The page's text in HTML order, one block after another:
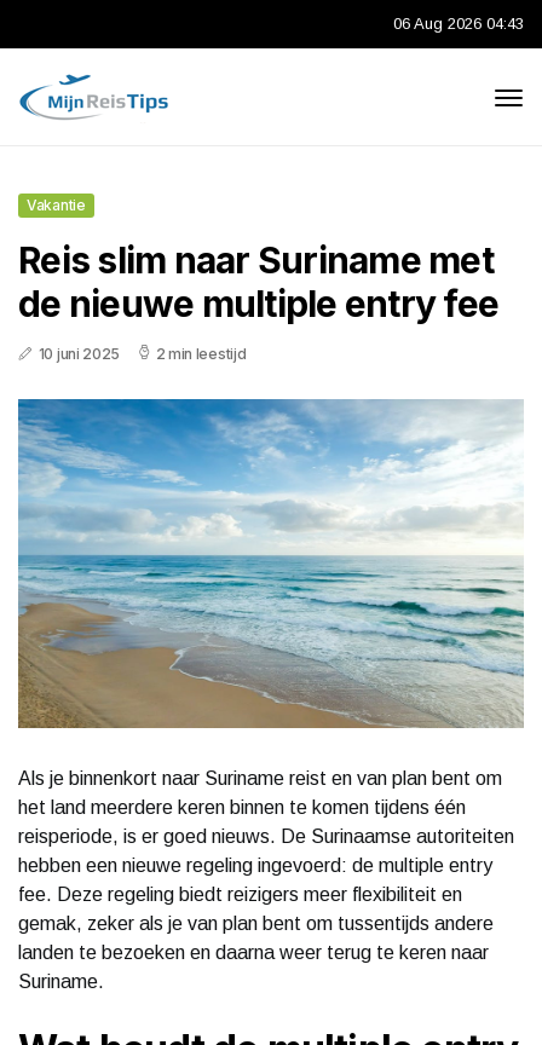
06 Aug 2026 04:43
Vakantie
Reis slim naar Suriname met
de nieuwe multiple entry fee
10 juni 2025 2 min leestijd
Als je binnenkort naar Suriname reist en van plan bent om
het land meerdere keren binnen te komen tijdens één
reisperiode, is er goed nieuws. De Surinaamse autoriteiten
hebben een nieuwe regeling ingevoerd: de multiple entry
fee. Deze regeling biedt reizigers meer flexibiliteit en
gemak, zeker als je van plan bent om tussentijds andere
landen te bezoeken en daarna weer terug te keren naar
Suriname.